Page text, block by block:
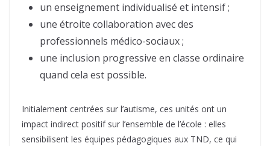
un enseignement individualisé et intensif ;
une étroite collaboration avec des
professionnels médico-sociaux ;
une inclusion progressive en classe ordinaire
quand cela est possible.
Initialement centrées sur l’autisme, ces unités ont un
impact indirect positif sur l’ensemble de l’école : elles
sensibilisent les équipes pédagogiques aux TND, ce qui